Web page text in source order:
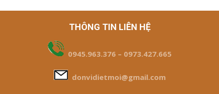
THÔNG TIN LIÊN HỆ
0945.963.376 – 0973.427.665
donvidietmoi@gmail.com